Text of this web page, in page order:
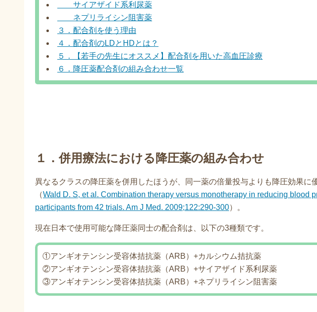
サイアザイド系利尿薬
ネプリライシン阻害薬
３．配合剤を使う理由
４．配合剤のLDとHDとは？
５．【若手の先生にオススメ】配合剤を用いた高血圧診療
６．降圧薬配合剤の組み合わせ一覧
１．併用療法における降圧薬の組み合わせ
異なるクラスの降圧薬を併用したほうが、同一薬の倍量投与よりも降圧効果に
（Wald D. S, et al. Combination therapy versus monotherapy in reducing blood
participants from 42 trials. Am J Med. 2009;122:290-300）。
現在日本で使用可能な降圧薬同士の配合剤は、以下の3種類です。
①アンギオテンシン受容体拮抗薬（ARB）+カルシウム拮抗薬
②アンギオテンシン受容体拮抗薬（ARB）+サイアザイド系利尿薬
③アンギオテンシン受容体拮抗薬（ARB）+ネプリライシン阻害薬